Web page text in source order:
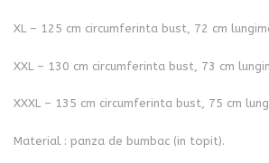
XL – 125 cm circumferinta bust, 72 cm
XXL – 130 cm circumferinta bust, 73 cm
XXXL – 135 cm circumferinta bust, 75 cm
Material : panza de bumbac (in topit).